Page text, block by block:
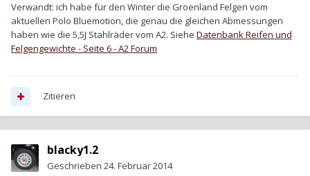
Verwandt: ich habe für den Winter die Groenland Felgen vom
aktuellen Polo Bluemotion, die genau die gleichen Abmessungen
haben wie die 5,5J Stahlräder vom A2. Siehe Datenbank Reifen und
Felgengewichte - Seite 6 - A2 Forum
Zitieren
blacky1.2
Geschrieben 24. Februar 2014